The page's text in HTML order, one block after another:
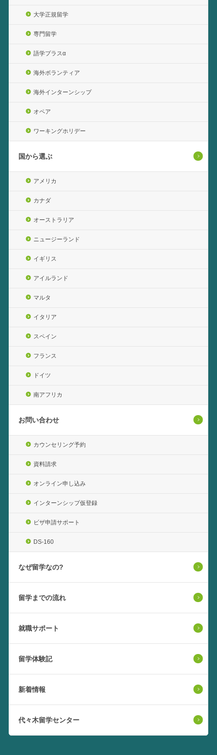
大学正規留学
専門留学
語学プラスα
海外ボランティア
海外インターンシップ
オペア
ワーキングホリデー
国から選ぶ
アメリカ
カナダ
オーストラリア
ニュージーランド
イギリス
アイルランド
マルタ
イタリア
スペイン
フランス
ドイツ
南アフリカ
お問い合わせ
カウンセリング予約
資料請求
オンライン申し込み
インターンシップ仮登録
ビザ申請サポート
DS-160
なぜ留学なの?
留学までの流れ
就職サポート
留学体験記
新着情報
代々木留学センター